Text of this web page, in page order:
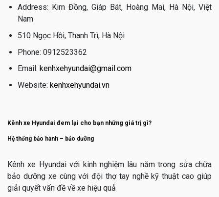
Address: Kim Đồng, Giáp Bát, Hoàng Mai, Hà Nội, Việt
Nam
510 Ngọc Hồi, Thanh Trì, Hà Nội
Phone: 0912523362
Email: kenhxehyundai@gmail.com
Website: kenhxehyundai.vn
Kênh xe Hyundai đem lại cho bạn những giá trị gì?
Hệ thống bảo hành – bảo dưỡng
Kênh xe Hyundai với kinh nghiệm lâu năm trong sửa chữa
bảo dưỡng xe cùng với đội thợ tay nghề kỹ thuật cao giúp
giải quyết vấn đề về xe hiệu quả